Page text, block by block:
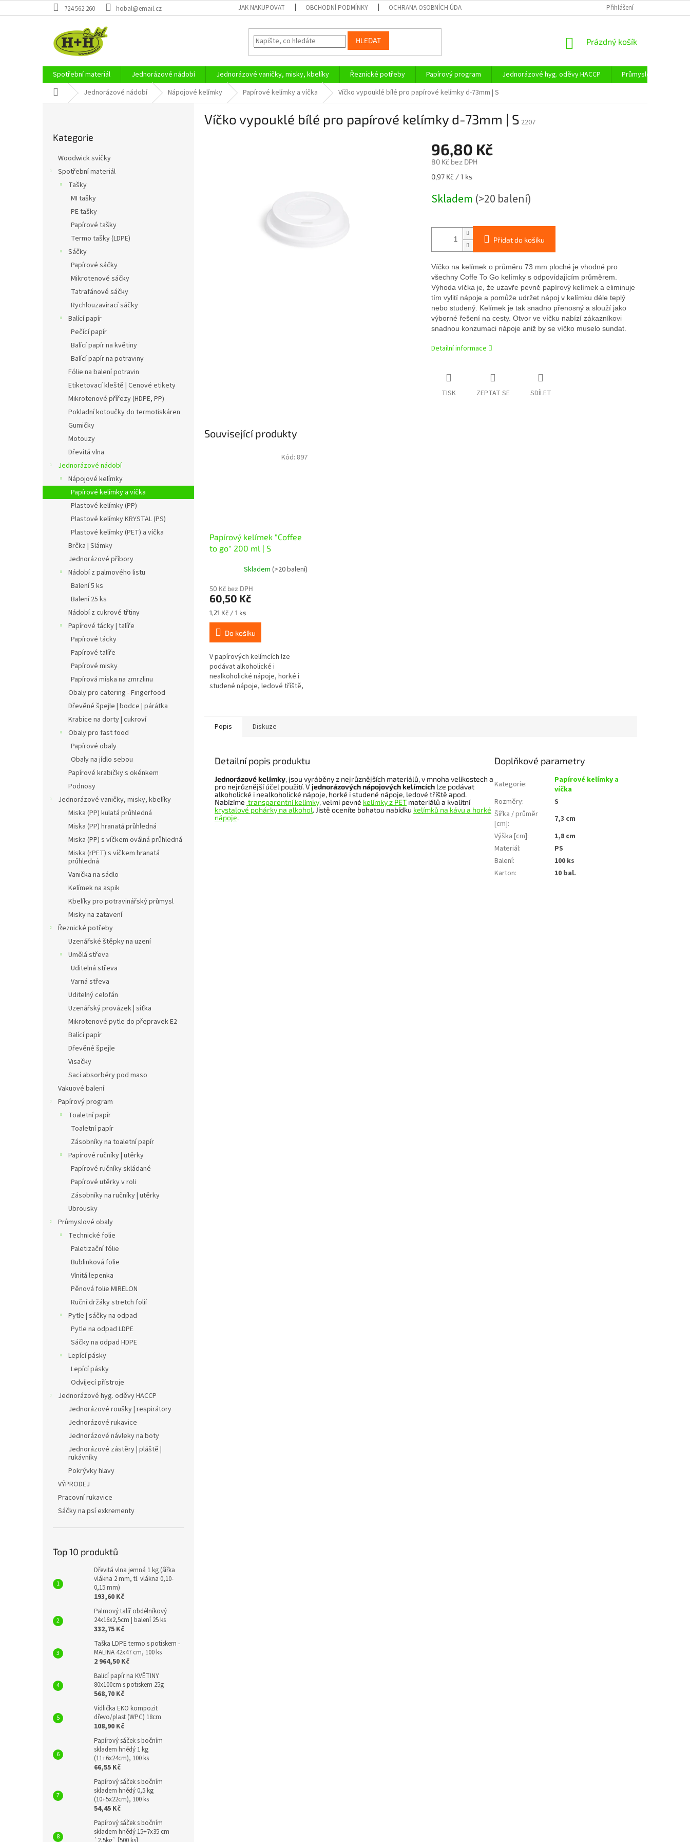
na
724 562 260 hobal@email.cz JAK NAKUPOVAT OBCHODNÍ PODMÍNKY OCHRANA OSOBNÍCH ÚDAJŮ Přihlášení
HLEDAT
NÁKUPNÍ
Prázdný košík
Spotřební materiál Jednorázové nádobí Jednorázové vaničky, misky, kbelíky Řeznické potřeby Papírový program Jednorázové hyg. oděvy HACCP
Průmyslové obaly
Domů Jednorázové nádobí Nápojové kelímky Papírové kelímky a víčka Víčko vypouklé bílé pro papírové kelímky d-73mm | S
kategorie
Kategorie
Woodwick svíčky
Spotřební materiál
Tašky
MI tašky
PE tašky
Papírové tašky
Termo tašky (LDPE)
Sáčky
Papírové sáčky
Mikrotenové sáčky
Tatrafánové sáčky
Rychlouzavirací sáčky
Balící papír
Pečící papír
Balící papír na květiny
Balící papír na potraviny
Fólie na balení potravin
Etiketovací kleště | Cenové etikety
Mikrotenové přířezy (HDPE, PP)
Pokladní kotoučky do termotiskáren
Gumičky
Motouzy
Dřevitá vlna
Jednorázové nádobí
Nápojové kelímky
Papírové kelímky a víčka
Plastové kelímky (PP)
Plastové kelímky KRYSTAL (PS)
Plastové kelímky (PET) a víčka
Brčka | Slámky
Jednorázové příbory
Nádobí z palmového listu
Balení 5 ks
Balení 25 ks
Nádobí z cukrové třtiny
Papírové tácky | talíře
Papírové tácky
Papírové talíře
Papírové misky
Papírová miska na zmrzlinu
Obaly pro catering - Fingerfood
Dřevěné špejle | bodce | párátka
Krabice na dorty | cukroví
Obaly pro fast food
Papírové obaly
Obaly na jídlo sebou
Papírové krabičky s okénkem
Podnosy
Jednorázové vaničky, misky, kbelíky
Miska (PP) kulatá průhledná
Miska (PP) hranatá průhledná
Miska (PP) s víčkem oválná průhledná
Miska (rPET) s víčkem hranatá
průhledná
Vanička na sádlo
Kelímek na aspik
Kbelíky pro potravinářský průmysl
Misky na zatavení
Řeznické potřeby
Uzenářské štěpky na uzení
Umělá střeva
Uditelná střeva
Varná střeva
Uditelný celofán
Uzenářský provázek | síťka
Mikrotenové pytle do přepravek E2
Balící papír
Dřevěné špejle
Visačky
Sací absorbéry pod maso
Vakuové balení
Papírový program
Toaletní papír
Toaletní papír
Zásobníky na toaletní papír
Papírové ručníky | utěrky
Papírové ručníky skládané
Papírové utěrky v roli
Zásobníky na ručníky | utěrky
Ubrousky
Průmyslové obaly
Technické folie
Paletizační fólie
Bublinková folie
Vlnitá lepenka
Pěnová folie MIRELON
Ruční držáky stretch folií
Pytle | sáčky na odpad
Pytle na odpad LDPE
Sáčky na odpad HDPE
Lepící pásky
Lepící pásky
Odvíjecí přístroje
Jednorázové hyg. oděvy HACCP
Jednorázové roušky | respirátory
Jednorázové rukavice
Jednorázové návleky na boty
Jednorázové zástěry | pláště |
rukávníky
Pokrývky hlavy
VÝPRODEJ
Pracovní rukavice
Sáčky na psí exkrementy
Top 10 produktů
Dřevitá vlna jemná 1 kg (šířka
vlákna 2 mm, tl. vlákna 0,10-
0,15 mm)
193,60 Kč
Palmový talíř obdélníkový
24x16x2,5cm | balení 25 ks
332,75 Kč
Taška LDPE termo s potiskem -
MALINA 42x47 cm, 100 ks
2 964,50 Kč
Balicí papír na KVĚTINY
80x100cm s potiskem 25g
568,70 Kč
Vidlička EKO kompozit
dřevo/plast (WPC) 18cm
108,90 Kč
Papírový sáček s bočním
skladem hnědý 1 kg
(11+6x24cm), 100 ks
66,55 Kč
Papírový sáček s bočním
skladem hnědý 0,5 kg
(10+5x22cm), 100 ks
54,45 Kč
Papírový sáček s bočním
skladem hnědý 15+7x35 cm
Víčko vypouklé bílé pro papírové kelímky d-73mm | S 2207
96,80 Kč
80 Kč bez DPH
Měrná
0,97 Kč / 1 ks
Skladem (>20 balení)
Přidat do košíku
Víčko na kelímek o průměru 73 mm ploché je vhodné pro
všechny Coffe To Go kelímky s odpovídajícím průměrem.
Výhoda víčka je, že uzavře pevně papírový kelímek a eliminuje
tím vylití nápoje a pomůže udržet nápoj v kelímku déle teplý
nebo studený. Kelímek je tak snadno přenosný a slouží jako
výborné řešení na cesty. Otvor ve víčku nabízí zákazníkovi
snadnou konzumaci nápoje aniž by se víčko muselo sundat.
Detailní informace
TISK ZEPTAT SE SDÍLET
Související produkty
Papírový kelímek "Coffee
to go" 200 ml | S
Skladem (>20 balení)
50 Kč bez DPH
60,50 Kč
Měrná
cena:
1,21 Kč / 1 ks
Do košíku
V papírových kelímcích lze
podávat alkoholické i
nealkoholické nápoje, horké i
studené nápoje, ledové tříště,
Kód: 897
Popis Diskuze
Detailní popis produktu
Jednorázové kelímky, jsou vyráběny z nejrůznějších materiálů, v mnoha velikostech a
pro nejrůznější účel použití. V jednorázových nápojových kelímcích lze podávat
alkoholické i nealkoholické nápoje, horké i studené nápoje, ledové tříště apod.
Nabízíme transparentní kelímky, velmi pevné kelímky z PET materiálů a kvalitní
krystalové pohárky na alkohol. Jistě oceníte bohatou nabídku kelímků na kávu a horké
nápoje.
Doplňkové parametry
Kategorie:
Papírové kelímky a
víčka
Rozměry:
S
Šířka / průměr
[cm]:
7,3 cm
Výška [cm]:
1,8 cm
Materiál:
PS
Balení:
100 ks
Karton: 10 bal.